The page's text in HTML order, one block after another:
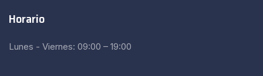
Horario
Lunes - Viernes: 09:00 – 19:00